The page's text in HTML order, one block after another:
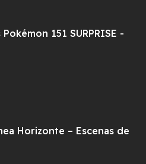
151 SURPRISE -
Horizonte – Escenas de